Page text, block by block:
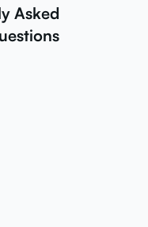
Asked